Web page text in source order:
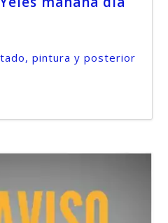
pintura y posterior